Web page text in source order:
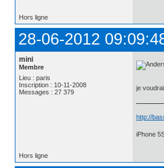
Hors ligne
28-06-2012
mini
Membre
Lieu : paris
Inscription : 10-11-2008
Messages : 27 379
je
http://
iPhone
Hors ligne